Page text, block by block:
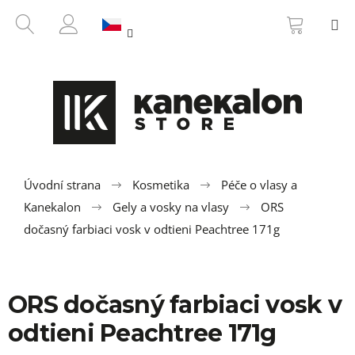
HLEDAT
PŘIHLÁŠENÍ
KOŠÍK
Úvodní strana Kosmetika
Péče o vlasy a
Kanekalon
Gely a vosky na vlasy
ORS
dočasný farbiaci vosk v odtieni Peachtree 171g
ORS dočasný farbiaci vosk v
odtieni Peachtree 171g
ZPĚT
ZPĚT
e
b
e
t
e